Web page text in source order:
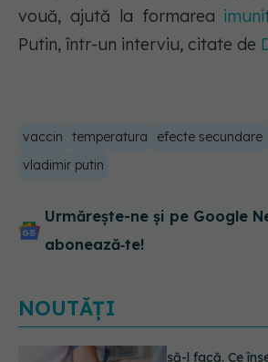
vouă, ajută la formarea
Putin, într-un interviu, citate de
vaccin temperatura efecte secundare
vladimir putin
Urmărește-ne și pe Google
abonează‑te!
NOUTĂȚI